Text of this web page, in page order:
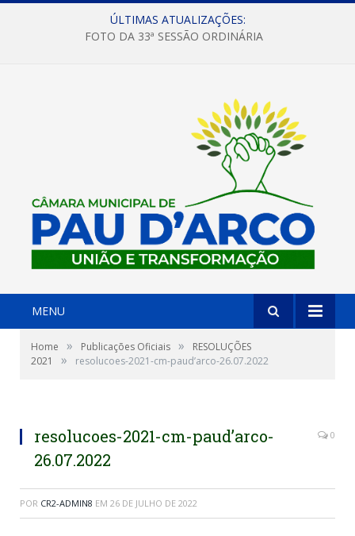
ÚLTIMAS ATUALIZAÇÕES:
FOTO DA 33ª SESSÃO ORDINÁRIA
MENU
Home » Publicações Oficiais »
RESOLUÇÕES
2021
» resolucoes-2021-cm-paud’arco-26.07.2022
resolucoes-2021-cm-paud’arco-
26.07.2022
0
POR CR2-ADMIN8 EM 26 DE JULHO DE 2022